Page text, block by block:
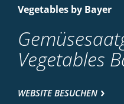
Vegetables by Bayer
Vegetables
WEBSITE BESUCHEN